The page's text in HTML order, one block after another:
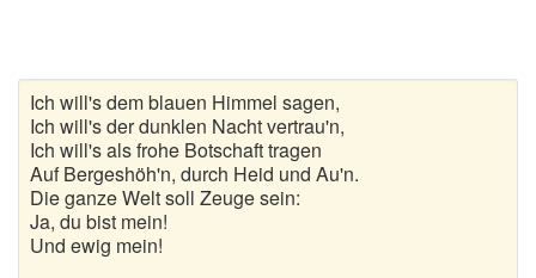
Hochzeitsgedichte
Kindergedichte
Kurze Gedichte
Liebesgedichte
Ich will's dem blauen Himmel sagen,
Ich will's der dunklen Nacht vertrau'n,
Ich will's als frohe Botschaft tragen
Auf Bergeshöh'n, durch Heid und Au'n.
Die ganze Welt soll Zeuge sein:
Ja, du bist mein!
Und ewig mein!